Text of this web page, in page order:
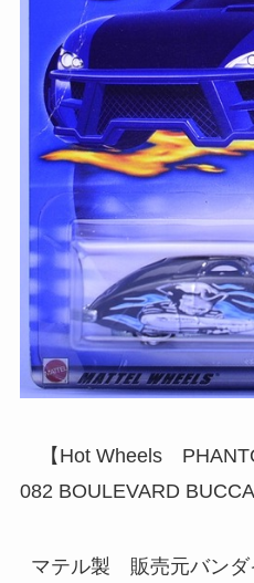
【Hot Wheels
082 BOULEVARD
マテル製 販売元バン